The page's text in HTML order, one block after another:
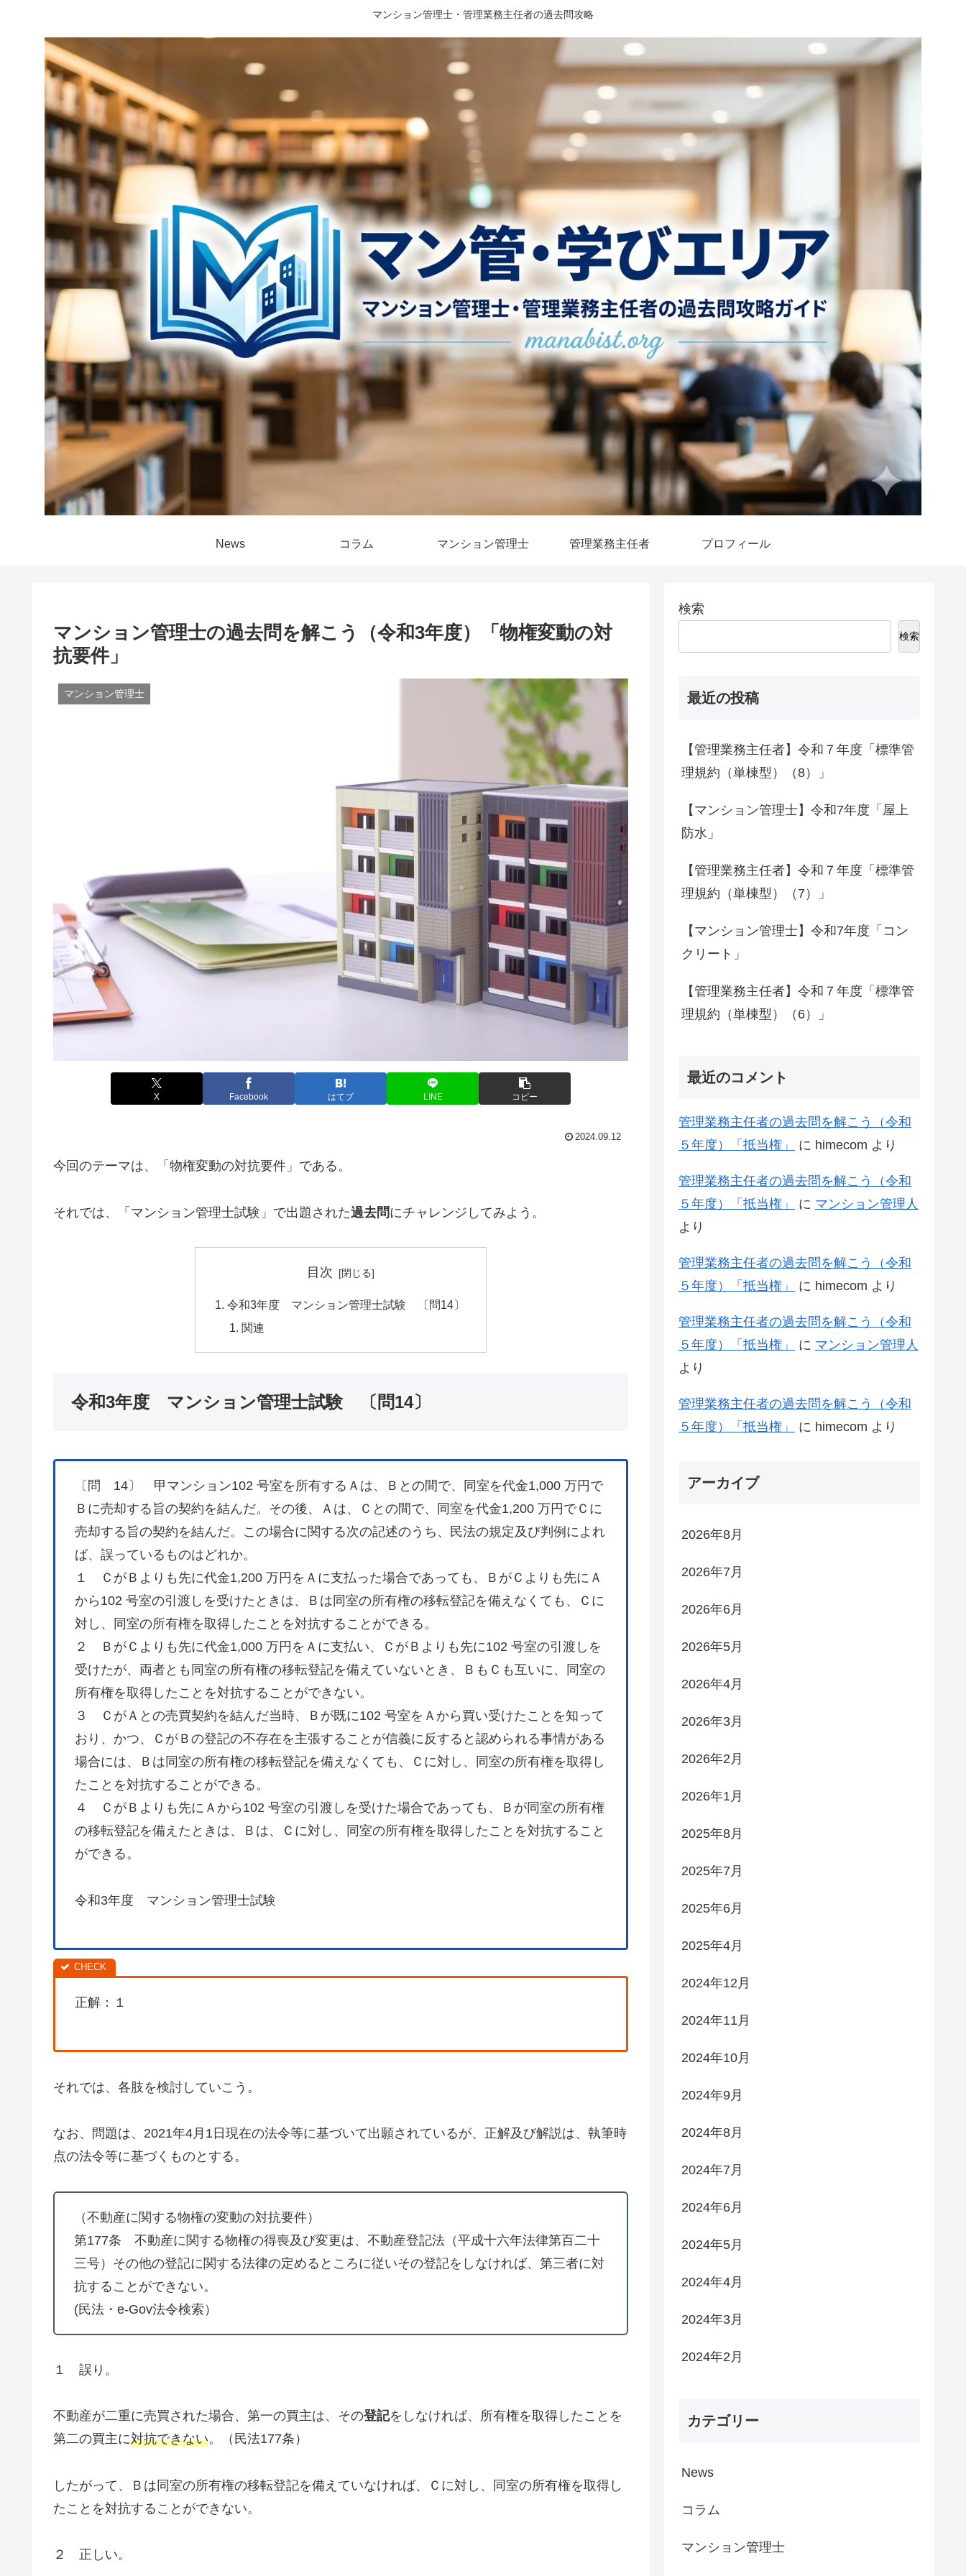
マンション管理士・管理業務主任者の過去問攻略
News コラム マンション管理士 管理業務主任者 プロフィール
マンション管理士の過去問を解こう（令和3年度）「物権変動の対
抗要件」
マンション管理士
X Facebook はてブ LINE コピー
2024.09.12
今回のテーマは、「物権変動の対抗要件」である。
それでは、「マンション管理士試験」で出題された過去問にチャレンジしてみよう。
目次
令和3年度 マンション管理士試験 〔問14〕
関連
令和3年度 マンション管理士試験 〔問14〕
〔問 14〕 甲マンション102 号室を所有するＡは、Ｂとの間で、同室を代金1,000 万円で
Ｂに売却する旨の契約を結んだ。その後、Ａは、Ｃとの間で、同室を代金1,200 万円でＣに
売却する旨の契約を結んだ。この場合に関する次の記述のうち、民法の規定及び判例によれ
ば、誤っているものはどれか。
１ ＣがＢよりも先に代金1,200 万円をＡに支払った場合であっても、ＢがＣよりも先にＡ
から102 号室の引渡しを受けたときは、Ｂは同室の所有権の移転登記を備えなくても、Ｃに
対し、同室の所有権を取得したことを対抗することができる。
２ ＢがＣよりも先に代金1,000 万円をＡに支払い、ＣがＢよりも先に102 号室の引渡しを
受けたが、両者とも同室の所有権の移転登記を備えていないとき、ＢもＣも互いに、同室の
所有権を取得したことを対抗することができない。
３ ＣがＡとの売買契約を結んだ当時、Ｂが既に102 号室をＡから買い受けたことを知って
おり、かつ、ＣがＢの登記の不存在を主張することが信義に反すると認められる事情がある
場合には、Ｂは同室の所有権の移転登記を備えなくても、Ｃに対し、同室の所有権を取得し
たことを対抗することができる。
４ ＣがＢよりも先にＡから102 号室の引渡しを受けた場合であっても、Ｂが同室の所有権
の移転登記を備えたときは、Ｂは、Ｃに対し、同室の所有権を取得したことを対抗すること
ができる。
令和3年度 マンション管理士試験
正解：１
それでは、各肢を検討していこう。
なお、問題は、2021年4月1日現在の法令等に基づいて出願されているが、正解及び解説は、執筆時
点の法令等に基づくものとする。
（不動産に関する物権の変動の対抗要件）
第177条 不動産に関する物権の得喪及び変更は、不動産登記法（平成十六年法律第百二十
三号）その他の登記に関する法律の定めるところに従いその登記をしなければ、第三者に対
抗することができない。
(民法・e-Gov法令検索）
１ 誤り。
不動産が二重に売買された場合、第一の買主は、その登記をしなければ、所有権を取得したことを
第二の買主に対抗できない。（民法177条）
したがって、Ｂは同室の所有権の移転登記を備えていなければ、Ｃに対し、同室の所有権を取得し
たことを対抗することができない。
２ 正しい。
検索
検索
最近の投稿
【管理業務主任者】令和７年度「標準管
理規約（単棟型）（8）」
【マンション管理士】令和7年度「屋上
防水」
【管理業務主任者】令和７年度「標準管
理規約（単棟型）（7）」
【マンション管理士】令和7年度「コン
クリート」
【管理業務主任者】令和７年度「標準管
理規約（単棟型）（6）」
最近のコメント
管理業務主任者の過去問を解こう（令和
５年度）「抵当権」
に himecom より
管理業務主任者の過去問を解こう（令和
５年度）「抵当権」
に マンション管理人
より
管理業務主任者の過去問を解こう（令和
５年度）「抵当権」
に himecom より
管理業務主任者の過去問を解こう（令和
５年度）「抵当権」
に マンション管理人
より
管理業務主任者の過去問を解こう（令和
５年度）「抵当権」
に himecom より
アーカイブ
2026年8月
2026年7月
2026年6月
2026年5月
2026年4月
2026年3月
2026年2月
2026年1月
2025年8月
2025年7月
2025年6月
2025年4月
2024年12月
2024年11月
2024年10月
2024年9月
2024年8月
2024年7月
2024年6月
2024年5月
2024年4月
2024年3月
2024年2月
カテゴリー
News
コラム
マンション管理士